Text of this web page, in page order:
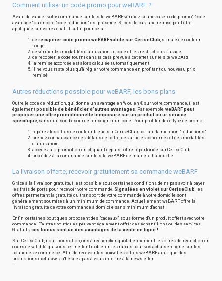
Comment utiliser un code promo pour weBARF ?
Avant de valider votre commande sur le site weBARF, vérifiez si une case "code promo", "code
avantage" ou encore "code réduction" est présente. Si c'est le cas, une remise peut être
appliquée sur votre achat. Il suffit pour cela :
de récupérer code promo weBARF valide sur CeriseClub, signalé de couleur
rouge
de vérifier les modalités d'utilisation du code et les restrictions d'usage
de recopier le code fourni dans la case prévue à cet effet sur le site weBARF
la remise accordée est alors calculée automatiquement
il ne vous reste plus qu'à régler votre commande en profitant du nouveau prix
remisé
Autres réductions possible pour weBARF, les bons plans
Outre le code de réduction, qui donne un avantage en % ou en € sur votre commande, il est
également possible de bénéficier d'autres avantages. Par exemple, weBARF peut
proposer une offre promotionnelle temporaire sur un produit ou un service
spécifique, sans qu'il soit besoin de renseigner un code. Pour profiter de ce type de promo :
repérez les offres de couleur bleue sur CeriseClub, portant la mention "réductions"
prenez connaissance des détails de l'offre, des articles concernés et des modalités
d'utilisation
accédez à la promotion en cliquant depuis l'offre répertoriée sur CeriseClub
procédez à la commande sur le site weBARF de manière habituelle
La livraison offerte, recevoir gratuitement sa commande weBARF
Grâce à la livraison gratuite, il est possible sous certaines conditions de ne pas avoir à payer
les frais de ports pour recevoir votre commande. Signalées en violet sur CeriseClub, les
offres permettant la gratuité du transport de votre commande à votre domicile sont
généralement soumises à un minimum de commande. Actuellement, weBARF offre la
livraison gratuite de votre commande à domicile sans minimum d'achat
Enfin, certaines boutiques proposent des "cadeaux", sous forme d'un produit offert avec votre
commande. D'autres boutiques peuvent également offrir des échantillons ou des services.
Gratuits, ces bonus sont un des avantages de la vente en ligne !
Sur CeriseClub, nous nous efforçons à rechercher quotidiennement les offres de réduction en
cours de validité qui vous permettent d'obtenir des rabais pour vos achats en ligne sur les
boutiques e-commerce. Afin de recevoir les nouvelles offres weBARF ainsi que des
promotions exclusives, n'hésitez pas à vous inscrire à la newsletter.